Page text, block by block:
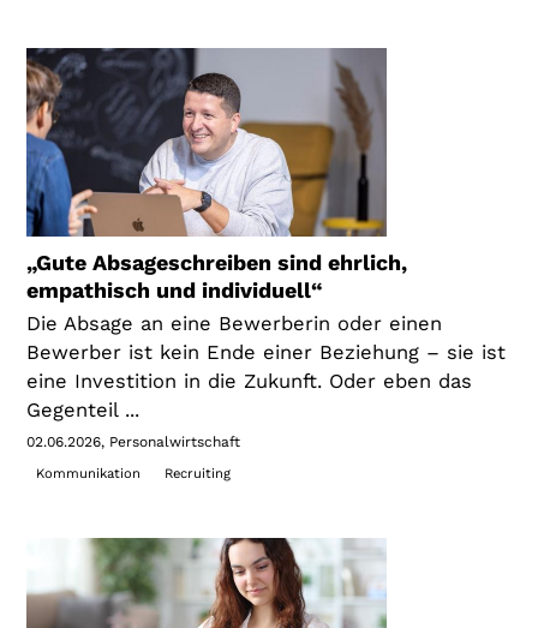
„Gute Absageschreiben sind ehrlich,
empathisch und individuell“
Die Absage an eine Bewerberin oder einen
Bewerber ist kein Ende einer Beziehung – sie ist
eine Investition in die Zukunft. Oder eben das
Gegenteil ...
02.06.2026 Personalwirtschaft
Kommunikation Recruiting